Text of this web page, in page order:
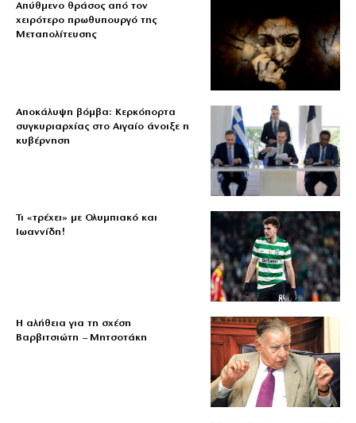
Απύθμενο θράσος από τον
χειρότερο πρωθυπουργό της
Μεταπολίτευσης
Αποκάλυψη βόμβα: Κερκόπορτα
συγκυριαρχίας στο Αιγαίο άνοιξε η
κυβέρνηση
Τι «τρέχει» με Ολυμπιακό και
Ιωαννίδη!
Η αλήθεια για τη σχέση
Βαρβιτσιώτη – Μητσοτάκη